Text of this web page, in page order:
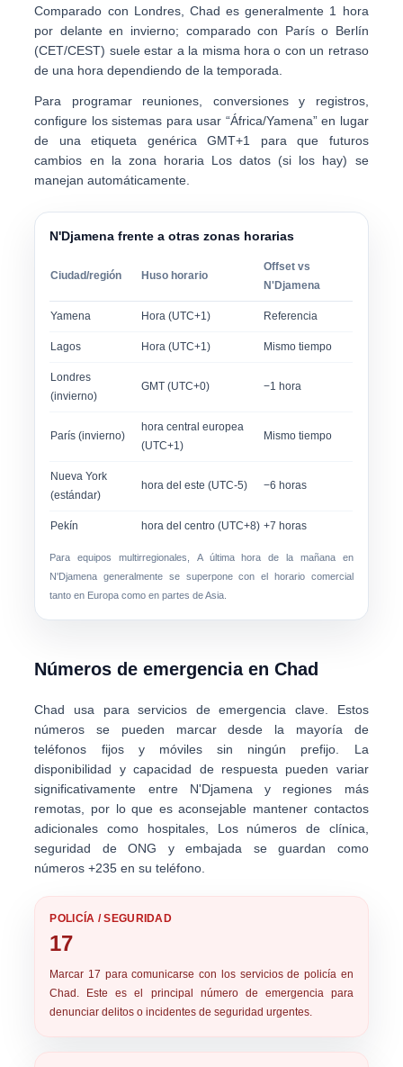
Comparado con Londres, Chad es generalmente 1 hora
por delanteen invierno; comparado con París o Berlín
(CET/CEST) suele estar a la misma hora o con un retraso
de una hora dependiendo de la temporada.
Para programar reuniones, conversiones y registros,
configure los sistemas para usar “África/Yamena”en lugar
de una etiqueta genérica GMT+1 para que futuros
cambios en la zona horaria Los datos (si los hay) se
manejan automáticamente.
N'Djamena frente a otras zonas horarias
Ciudad/región Huso horario
Offset vs
N'Djamena
Yamena Hora (UTC+1) Referencia
Lagos Hora (UTC+1) Mismo tiempo
Londres
(invierno)
GMT (UTC+0) −1 hora
París (invierno)
hora central europea
(UTC+1)
Mismo tiempo
Nueva York
(estándar)
hora del este (UTC-5) −6 horas
Pekín hora del centro (UTC+8) +7 horas
Para equipos multirregionales, A última hora de la mañana en
N'Djamena generalmente se superpone con el horario comercial
tanto en Europa como en partes de Asia.
Números de emergencia en Chad
Chad usa para servicios de emergencia clave. Estos
números se pueden marcar desde la mayoría de
teléfonos fijos y móviles sin ningún prefijo. La
disponibilidad y capacidad de respuesta pueden variar
significativamente entre N'Djamena y regiones más
remotas, por lo que es aconsejable mantener contactos
adicionales como hospitales, Los números de clínica,
seguridad de ONG y embajada se guardan como
números +235 en su teléfono.
POLICÍA / SEGURIDAD
17
Marcar 17 para comunicarse con los servicios de policía en
Chad. Este es el principal número de emergencia para
denunciar delitos o incidentes de seguridad urgentes.